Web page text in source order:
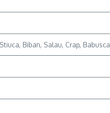
Biban, Salau, Crap, Babusca